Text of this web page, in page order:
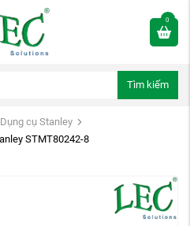
0
Tìm kiếm
Dụng cụ Stanley
STMT80242-8